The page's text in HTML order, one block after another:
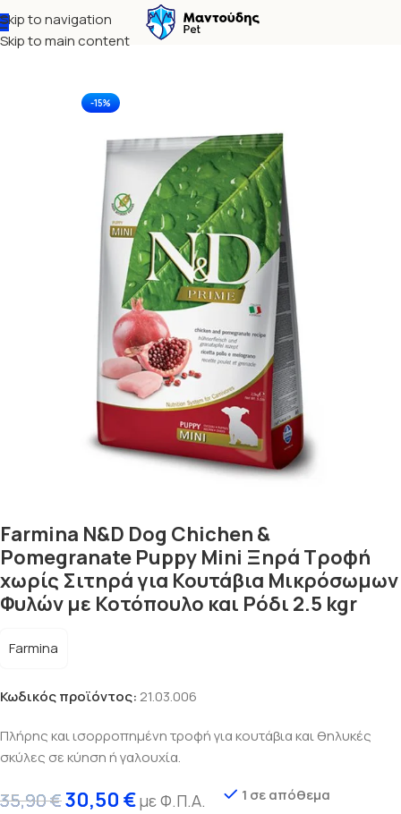
Skip to navigation
Skip to main content
Αρχική σελίδα Σκύλος Ξηρά τροφή
-15%
Farmina N&D Dog Chichen &
Pomegranate Puppy Mini Ξηρά Τροφή
χωρίς Σιτηρά για Κουτάβια Μικρόσωμων
Φυλών με Κοτόπουλο και Ρόδι 2.5 kgr
Farmina
Κωδικός προϊόντος: 21.03.006
Πλήρης και ισορροπημένη τροφή για κουτάβια και θηλυκές
σκύλες σε κύηση ή γαλουχία.
35,90€30,50 €με Φ.Π.Α. 1 σε απόθεμα